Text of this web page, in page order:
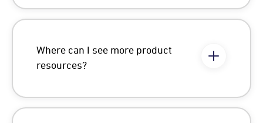
Where can I see more product
resources?